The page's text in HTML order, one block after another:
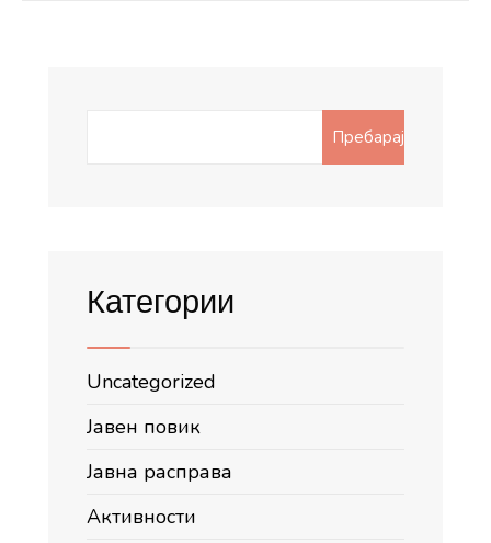
Пребарај
Категории
Uncategorized
Јавен повик
Јавна расправа
Активности